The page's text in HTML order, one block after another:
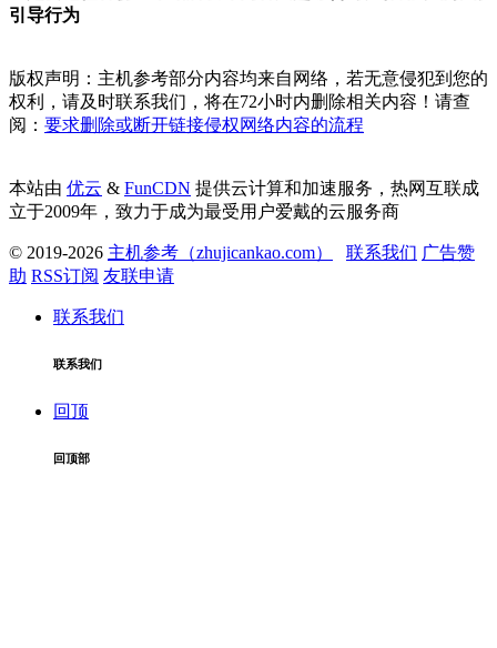
引导行为
版权声明：主机参考部分内容均来自网络，若无意侵犯到您的
权利，请及时联系我们，将在72小时内删除相关内容！请查
阅： 要求删除或断开链接侵权网络内容的流程
本站由 优云 & FunCDN 提供云计算和加速服务，热网互联成
立于2009年，致力于成为最受用户爱戴的云服务商
© 2019-2026 主机参考（zhujicankao.com） 联系我们 广告赞
助 RSS订阅 友联申请
联系我们
联系我们
回顶
回顶部